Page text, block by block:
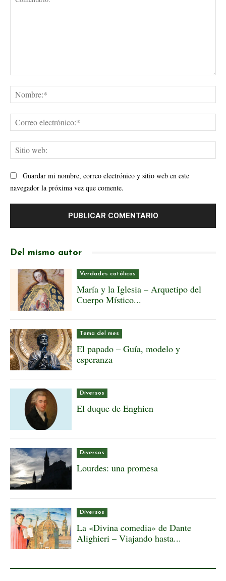
Guardar mi nombre, correo electrónico y sitio web en este
navegador la próxima vez que comente.
Del mismo autor
Verdades católicas
María y la Iglesia – Arquetipo del
Cuerpo Místico...
Tema del mes
El papado – Guía, modelo y
esperanza
Diversos
El duque de Enghien
Diversos
Lourdes: una promesa
Diversos
La «Divina comedia» de Dante
Alighieri – Viajando hasta...